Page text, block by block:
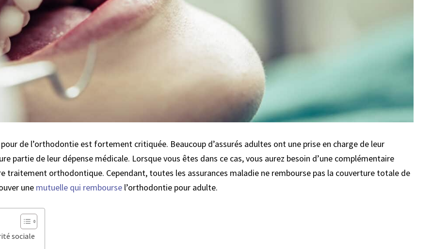
de l’orthodontie est fortement critiquée. Beaucoup d’assurés adultes ont une prise en charge de leur
partie de leur dépense médicale. Lorsque vous êtes dans ce cas, vous aurez besoin d’une complémentaire
traitement orthodontique. Cependant, toutes les assurances maladie ne rembourse pas la couverture totale de
une mutuelle qui rembourse l’orthodontie pour adulte.
sociale